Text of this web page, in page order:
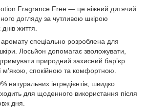
Fragrance Free — це ніжний дитячий
догляду за чутливою шкірою
життя.
спеціально розроблена для
Лосьйон допомагає зволожувати,
природний захисний бар’єр
м’якою, спокійною та комфортною.
натуральних інгредієнтів, швидко
для щоденного використання після
дня.